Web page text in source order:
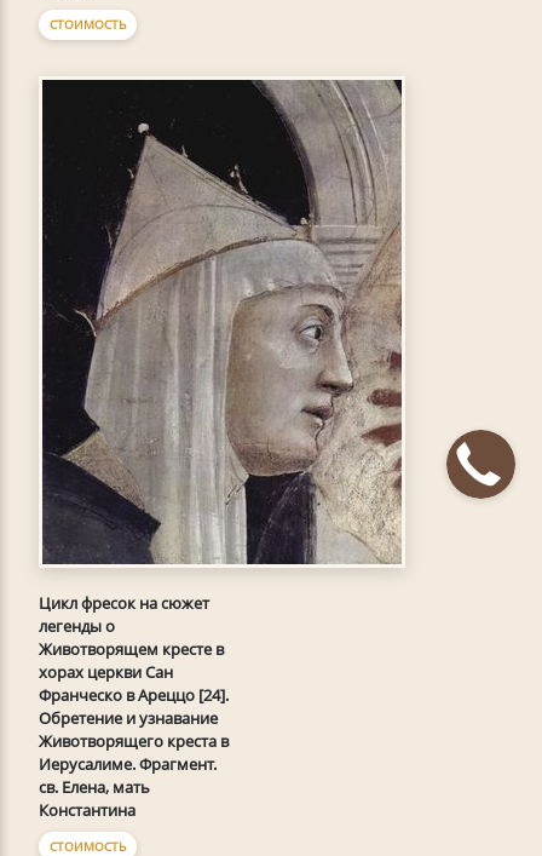
СТОИМОСТЬ
Цикл фресок на сюжет
легенды о
Животворящем кресте в
хорах церкви Сан
Франческо в Ареццо [24].
Обретение и узнавание
Животворящего креста в
Иерусалиме. Фрагмент.
св. Елена, мать
Константина
СТОИМОСТЬ